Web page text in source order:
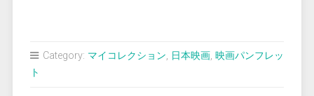
Category: マイコレクション, 日本映画, 映画パンフレッ
ト